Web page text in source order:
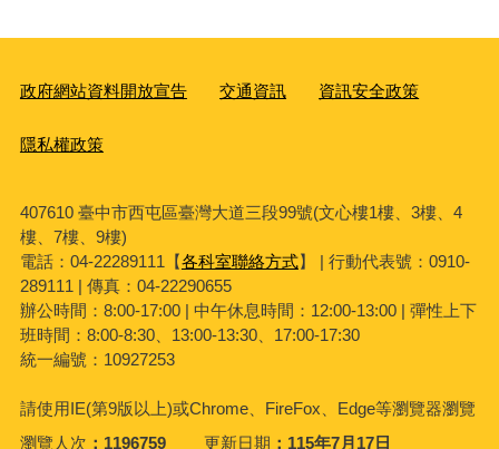
政府網站資料開放宣告 交通資訊 資訊安全政策
隱私權政策
407610 臺中市西屯區臺灣大道三段99號(文心樓1樓、3樓、4
樓、7樓、9樓)
電話：04-22289111【各科室聯絡方式】 | 行動代表號：0910-
289111 | 傳真：04-22290655
辦公時間：8:00-17:00 | 中午休息時間：12:00-13:00 | 彈性上下
班時間：8:00-8:30、13:00-13:30、17:00-17:30
統一編號：10927253
請使用IE(第9版以上)或Chrome、 FireFox Edge等瀏覽器瀏覽
瀏覽人次
1196759 更新日期 115年7月17日